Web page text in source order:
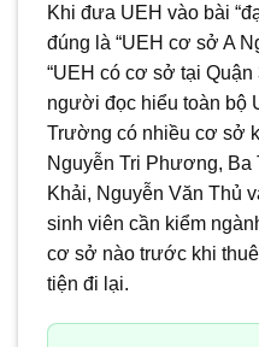
Khi đưa UEH vào bài
đúng là “UEH cơ sở A
“UEH có cơ sở tại Quận
người đọc hiểu toàn bộ
Trường có nhiều cơ sở
Nguyễn Tri Phương, Ba
Khải, Nguyễn Văn Thủ
sinh viên cần kiểm
cơ sở nào trước khi
tiện đi lại.